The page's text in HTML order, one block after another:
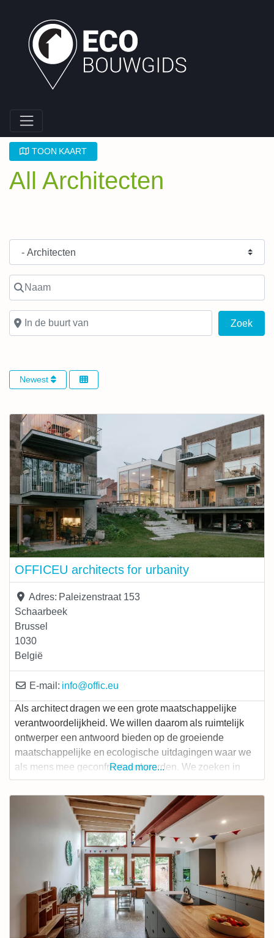
TOON KAART
All Architecten
Naam
In de buurt van
ZoekZoek
Newest
OFFICEU architects for urbanity
Adres: Paleizenstraat 153
Schaarbeek
Brussel
1030
België
E-mail: info@offic.eu
Als architect dragen we een grote maatschappelijke
verantwoordelijkheid. We willen daarom als ruimtelijk
ontwerper een antwoord bieden op de groeiende
maatschappelijke en ecologische uitdagingen waar we
als mens mee geconfronteerd worden. We zoeken in
onze projecten naar een maatschappelijke relevantie.
Geen spektakelarchitectuur die zichzelf voorop stelt,
maar een weldoordachte ingreep met een zekere
vanzelfsprekendheid. We bouwen duurzame projecten,
Read more...